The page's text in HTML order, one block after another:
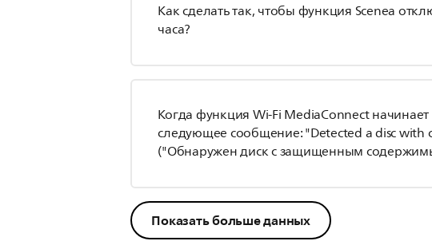
Как сделать так, чтобы функция Scenea
часа?
Когда функция Wi-Fi MediaConnect
следующее сообщение: "Detected a disc
("Обнаружен диск с защищенным
Показать больше данных